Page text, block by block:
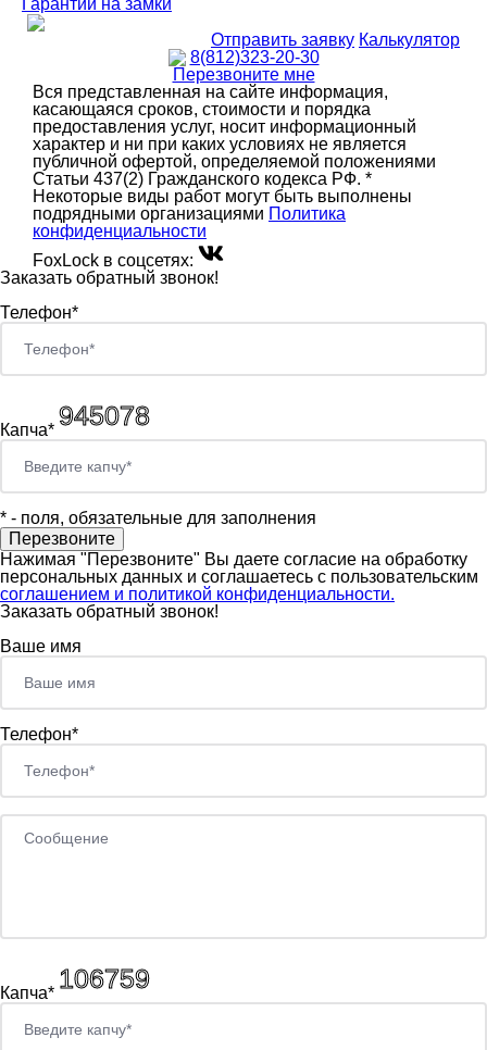
Отправить заявку Калькулятор
8(812)323-20-30
Перезвоните мне
Вся представленная на сайте информация,
касающаяся сроков, стоимости и порядка
предоставления услуг, носит информационный
характер и ни при каких условиях не является
публичной офертой, определяемой положениями
Статьи 437(2) Гражданского кодекса РФ. *
Некоторые виды работ могут быть выполнены
подрядными организациями Политика
конфиденциальности
FoxLock в соцсетях:
Заказать обратный звонок!
Телефон*
Капча*
* - поля, обязательные для заполнения
Нажимая "Перезвоните" Вы даете согласие на обработку
персональных данных и соглашаетесь c пользовательским
соглашением и политикой конфиденциальности.
Заказать обратный звонок!
Ваше имя
Телефон*
Капча*